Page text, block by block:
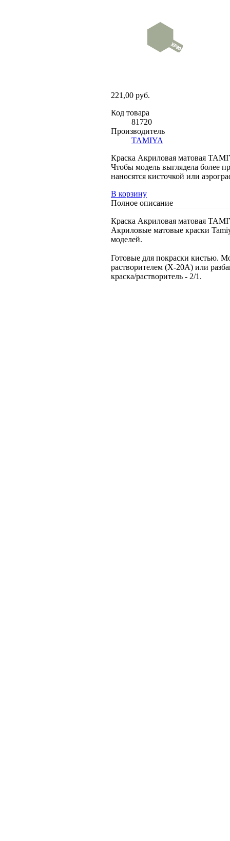
221,00 руб.
Код товара
81720
Производитель
TAMIYA
Краска Акриловая матовая
Чтобы модель выглядела более
наносятся кисточкой или
В корзину
Полное описание
Краска Акриловая матовая
Акриловые матовые краски
моделей.
Готовые для покраски кистью.
растворителем (Х-20А) или
краска/растворитель - 2/1.